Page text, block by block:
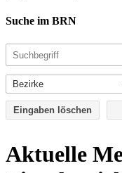
Suche im BRN
Eingaben löschen
Aktuelle